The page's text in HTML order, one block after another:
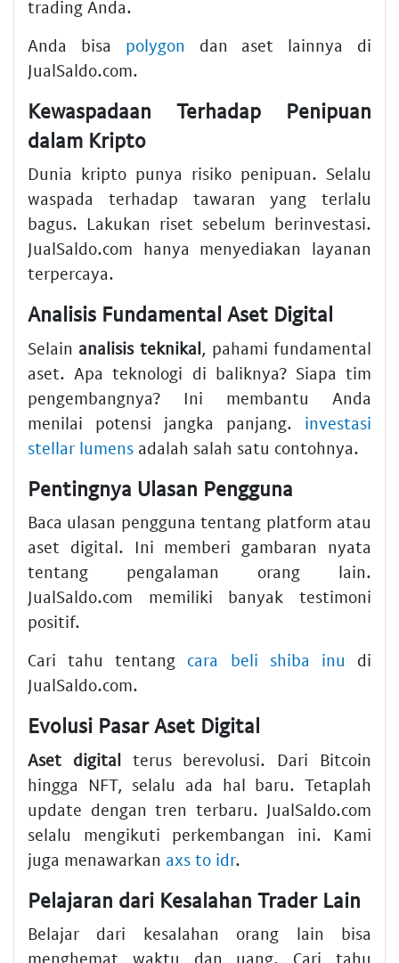
trading Anda.
Anda bisa polygon dan aset lainnya di
JualSaldo.com.
Kewaspadaan Terhadap Penipuan
dalam Kripto
Dunia kripto punya risiko penipuan. Selalu
waspada terhadap tawaran yang terlalu
bagus. Lakukan riset sebelum berinvestasi.
JualSaldo.com hanya menyediakan layanan
terpercaya.
Analisis Fundamental Aset Digital
Selain analisis teknikal, pahami fundamental
aset. Apa teknologi di baliknya? Siapa tim
pengembangnya? Ini membantu Anda
menilai potensi jangka panjang. investasi
stellar lumens adalah salah satu contohnya.
Pentingnya Ulasan Pengguna
Baca ulasan pengguna tentang platform atau
aset digital. Ini memberi gambaran nyata
tentang pengalaman orang lain.
JualSaldo.com memiliki banyak testimoni
positif.
Cari tahu tentang cara beli shiba inu di
JualSaldo.com.
Evolusi Pasar Aset Digital
Aset digitalterus berevolusi. Dari Bitcoin
hingga NFT, selalu ada hal baru. Tetaplah
update dengan tren terbaru. JualSaldo.com
selalu mengikuti perkembangan ini. Kami
juga menawarkan axs to idr.
Pelajaran dari Kesalahan Trader Lain
Belajar dari kesalahan orang lain bisa
menghemat waktu dan uang. Cari tahu